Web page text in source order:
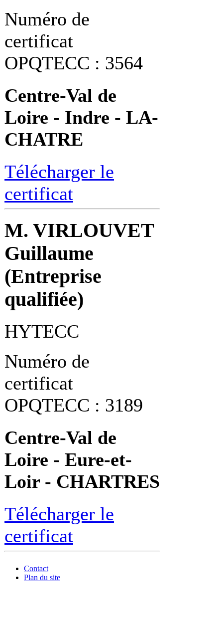
Numéro de
certificat
OPQTECC : 3564
Centre-Val de
Loire - Indre - LA-
CHATRE
Télécharger le
certificat
M. VIRLOUVET
Guillaume
(Entreprise
qualifiée)
HYTECC
Numéro de
certificat
OPQTECC : 3189
Centre-Val de
Loire - Eure-et-
Loir - CHARTRES
Télécharger le
certificat
Contact
Plan du site